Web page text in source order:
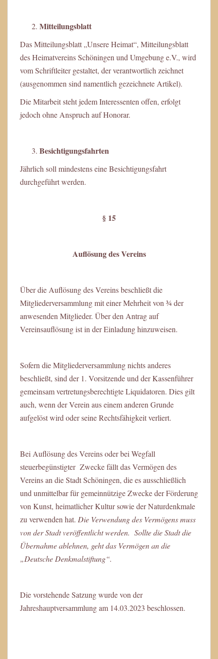
Mitteilungsblatt
Das Mitteilungsblatt „Unsere Heimat“, Mitteilungsblatt
des Heimatvereins Schöningen und Umgebung e.V., wird
vom Schriftleiter gestaltet, der verantwortlich zeichnet
(ausgenommen sind namentlich gezeichnete Artikel).
Die Mitarbeit steht jedem Interessenten offen, erfolgt
jedoch ohne Anspruch auf Honorar.
Besichtigungsfahrten
Jährlich soll mindestens eine Besichtigungsfahrt
durchgeführt werden.
§ 15
Auflösung des Vereins
Über die Auflösung des Vereins beschließt die
Mitgliederversammlung mit einer Mehrheit von ¾ der
anwesenden Mitglieder. Über den Antrag auf
Vereinsauflösung ist in der Einladung hinzuweisen.
Sofern die Mitgliederversammlung nichts anderes
beschließt, sind der 1. Vorsitzende und der Kassenführer
gemeinsam vertretungsberechtigte Liquidatoren. Dies gilt
auch, wenn der Verein aus einem anderen Grunde
aufgelöst wird oder seine Rechtsfähigkeit verliert.
Bei Auflösung des Vereins oder bei Wegfall
steuerbegünstigter Zwecke fällt das Vermögen des
Vereins an die Stadt Schöningen, die es ausschließlich
und unmittelbar für gemeinnützige Zwecke der Förderung
von Kunst, heimatlicher Kultur sowie der Naturdenkmale
zu verwenden hat. Die Verwendung des Vermögens muss
von der Stadt veröffentlicht werden. Sollte die Stadt die
Übernahme ablehnen, geht das Vermögen an die
„Deutsche Denkmalstiftung“.
Die vorstehende Satzung wurde von der
Jahreshauptversammlung am 14.03.2023 beschlossen.